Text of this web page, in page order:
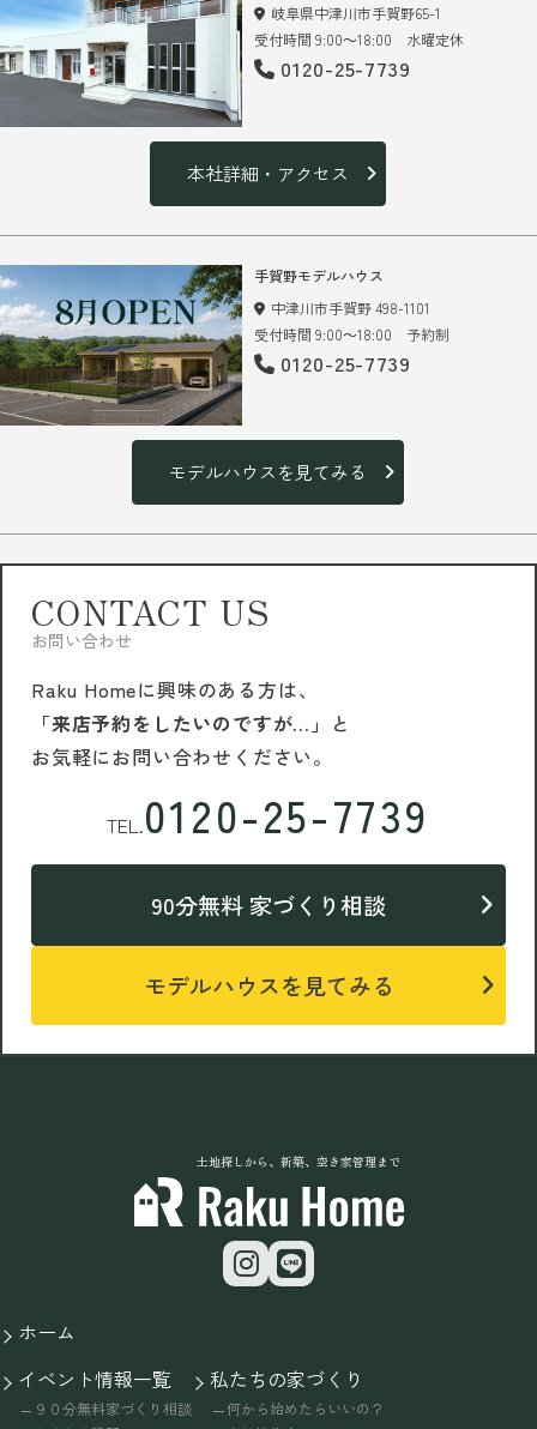
岐阜県中津川市手賀野65-1
受付時間 9:00～18:00 水曜定休
0120-25-7739
本社詳細・アクセス
手賀野モデルハウス
中津川市手賀野 498-1101
受付時間 9:00～18:00 予約制
0120-25-7739
モデルハウスを見てみる
CONTACT US
お問い合わせ
Raku Homeに興味のある方は、
「来店予約をしたいのですが…」 と
お気軽にお問い合わせください。
TEL.0120-25-7739
90分無料 家づくり相談
モデルハウスを見てみる
土地探しから、新築、空き家管理まで
ホーム
イベント情報一覧
９０分無料家づくり相談
私たちの家づくり
何から始めたらいいの？